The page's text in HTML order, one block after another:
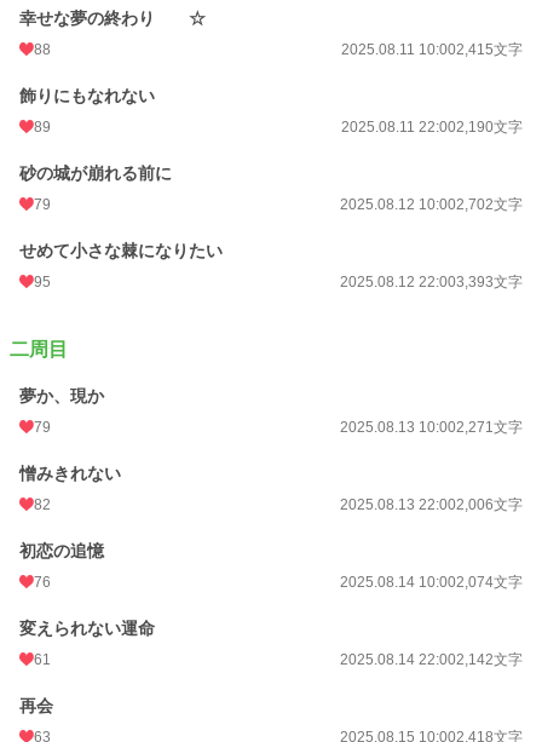
累計ポイント 142,938 pt (24,607 位)
幸せな夢の終わり ☆
88 2025.08.11 10:002,415文字
飾りにもなれない
89 2025.08.11 22:002,190文字
砂の城が崩れる前に
79 2025.08.12 10:002,702文字
せめて小さな棘になりたい
95 2025.08.12 22:003,393文字
二周目
夢か、現か
79 2025.08.13 10:002,271文字
憎みきれない
82 2025.08.13 22:002,006文字
初恋の追憶
76 2025.08.14 10:002,074文字
変えられない運命
61 2025.08.14 22:002,142文字
再会
63 2025.08.15 10:002,418文字